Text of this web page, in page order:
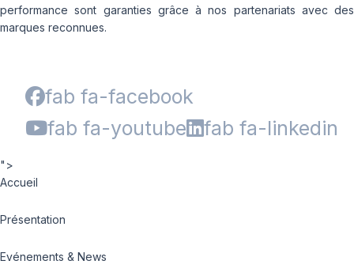
performance sont garanties grâce à nos partenariats avec des
marques reconnues.
fab fa-facebook
fab fa-youtube
fab fa-linkedin
">
Accueil
Présentation
Evénements & News